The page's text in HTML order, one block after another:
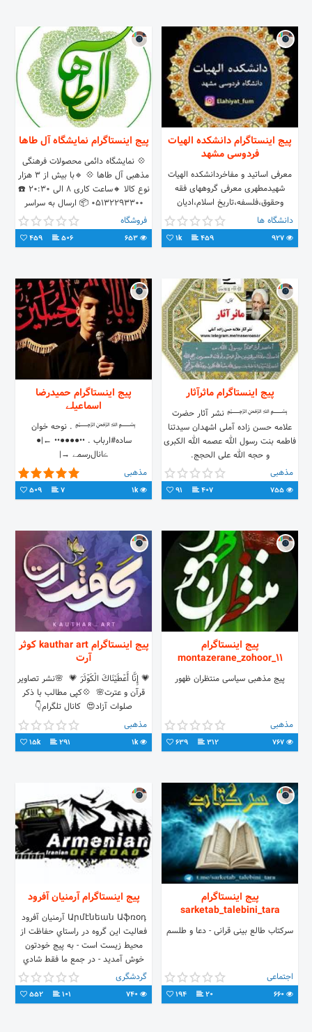
پیج اینستاگرام دانشکده الهیات
فردوسی مشهد
معرفی اساتید و مفاخردانشکده الهیات
شهیدمطهری معرفی گروههای فقه
وحقوق،فلسفه،تاریخ اسلام،ادیان
وعرفان،علوم قرآن وحدیث 📸
ادمین:یونس محمدی فقه83
دانشگاه ها
459
1k
پیج اینستاگرام نمایشگاه آل طاها
💠 نمایشگاه دائمی محصولات فرهنگی
مذهبی آل طاها 💠 🔹با بیش از ۳ هزار
نوع کالا 🔸ساعت کاری ۸ الی ۲۰:۳۰ ☎️
05132293300 📦 ارسال به سراسر
کشور
فروشگاه
506
459
پیج اینستاگرام ماثرآثار
﷽ نشر آثار حضرت
علامه حسن زاده آملی اشهدان سیدتنا
فاطمه بنت رسول الله عصمه الله الکبری
و حجه الله علی الحجج.
مذهبی
407
91
پیج اینستاگرام حمیدرضا
اسماعیلے
﷽ . نوحه خوان
ساده#ارباب . ••●●●●•• ←|●
ڪانال‌رسمے →|
●@hamidreza_esmaeli_205
مذهبی
1k
7
509
پیج اینستاگرام
montazerane_zohoor_11
پیج مذهبی سیاسی منتظران ظهور
مذهبی
312
639
پیج اینستاگرام kauthar art کوثر
آرت
💗 إِنَّا أَعْطَيْنَاكَ الْكَوْثَرَ 💗 ‌ 🌸نشر تصاویر
قرآن و عترت🌸 ‌ 💠کپی مطالب با ذکر
صلوات آزاد😍 ‌‌ کانال تلگرام👇
مذهبی
1k
291
15k
پیج اینستاگرام
sarketab_talebini_tara
سرکتاب طالع بینی قرانی - دعا و طلسم
اجتماعی
20
194
پیج اینستاگرام آرمنيان آفرود
Արմէնեան Աֆռօդ آرمنيان آفرود
فعاليت اين گروه در راستاي حفاظت از
محيط زيست است - به پيج خودتون
خوش آمديد - در جمع ما فقط شادي
تقسيم ميشود - با ما باشگردشگری
101
552